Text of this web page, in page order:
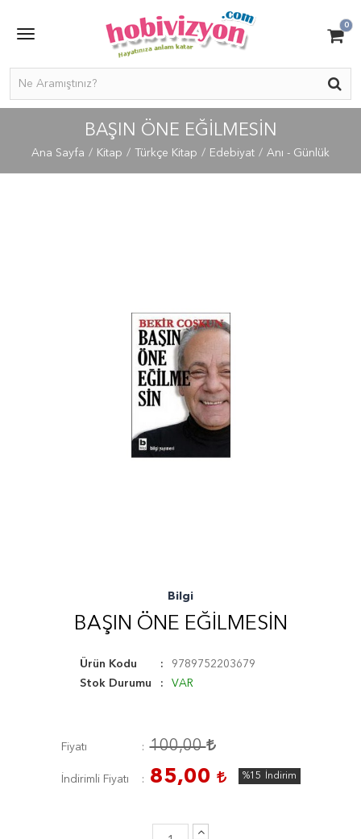
0
BAŞIN ÖNE EĞILMESIN
Ana Sayfa Kitap Türkçe Kitap Edebiyat Anı - Günlük
Bilgi
BAŞIN ÖNE EĞILMESIN
Ürün Kodu
9789752203679
Stok Durumu
VAR
Fiyatı 100,00
İndirimli Fiyatı 85,00 %15 İndirim